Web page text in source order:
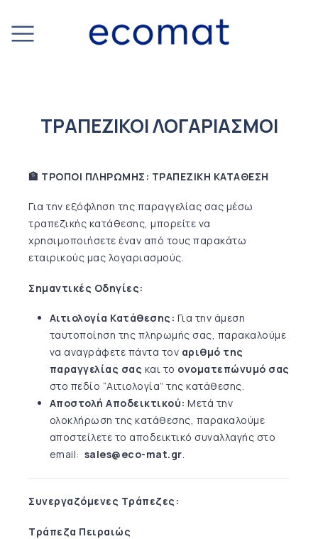
ΤΡΑΠΕΖΙΚΟΙ ΛΟΓΑΡΙΑΣΜΟΙ
🏦 ΤΡΟΠΟΙ ΠΛΗΡΩΜΗΣ: ΤΡΑΠΕΖΙΚΗ ΚΑΤΑΘΕΣΗ
Για την εξόφληση της παραγγελίας σας μέσω
τραπεζικής κατάθεσης, μπορείτε να
χρησιμοποιήσετε έναν από τους παρακάτω
εταιρικούς μας λογαριασμούς.
Σημαντικές Οδηγίες:
Αιτιολογία Κατάθεσης: Για την άμεση
ταυτοποίηση της πληρωμής σας, παρακαλούμε
να αναγράφετε πάντα τον αριθμό της
παραγγελίας σας και το ονοματεπώνυμό σας
στο πεδίο “Αιτιολογία” της κατάθεσης.
Αποστολή Αποδεικτικού: Μετά την
ολοκλήρωση της κατάθεσης, παρακαλούμε
αποστείλετε το αποδεικτικό συναλλαγής στο
email: sales@eco-mat.gr.
Συνεργαζόμενες Τράπεζες:
Τράπεζα Πειραιώς